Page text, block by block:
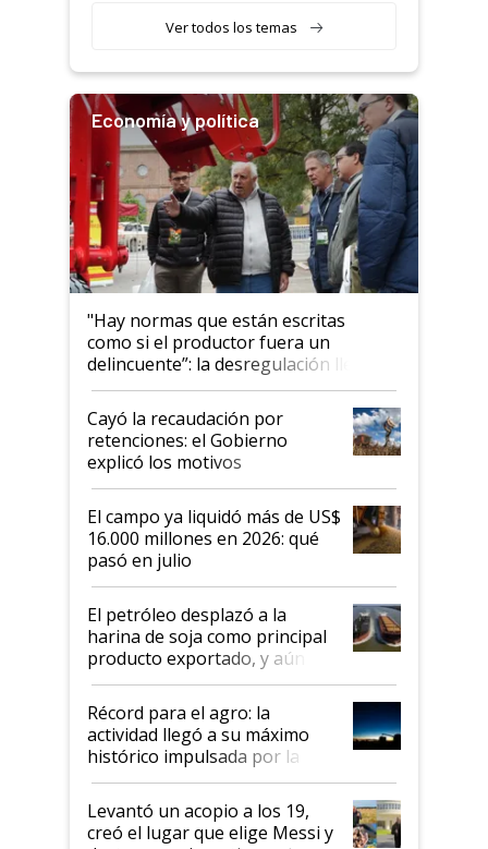
Ver todos los temas
Economía y política
"Hay normas que están escritas
como si el productor fuera un
delincuente”: la desregulación llegó
al Congreso Aapresid y hasta se
habló del financiamiento al IPCVA
Cayó la recaudación por
retenciones: el Gobierno
explicó los motivos
El campo ya liquidó más de US$
16.000 millones en 2026: qué
pasó en julio
El petróleo desplazó a la
harina de soja como principal
producto exportado, y aún así
el agro aportó casi seis de cada
diez dólares y sostuvo el
liderazgo en un semestre
récord
Récord para el agro: la
actividad llegó a su máximo
histórico impulsada por la
cosecha y las exportaciones
Levantó un acopio a los 19,
creó el lugar que elige Messi y